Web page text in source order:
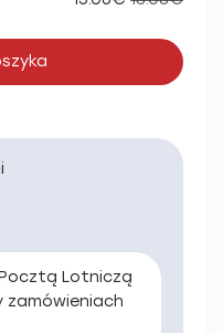
Lotniczą